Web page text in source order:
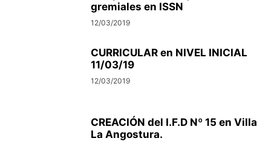
gremiales en ISSN
12/03/2019
CURRICULAR en NIVEL INICIAL
11/03/19
12/03/2019
CREACIÓN del I.F.D Nº 15 en Villa
La Angostura.